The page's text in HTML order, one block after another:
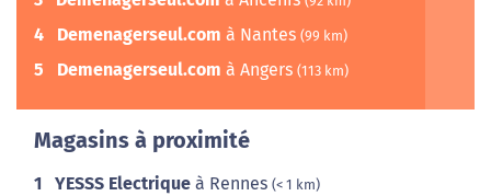
4 Demenagerseul.com à Nantes (99 km)
5 Demenagerseul.com à Angers (113 km)
Magasins à proximité
1 YESSS Electrique à Rennes (< 1 km)